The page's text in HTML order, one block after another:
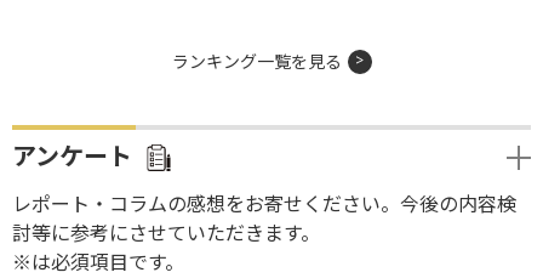
ランキング一覧を見る
アンケート
レポート・コラムの感想をお寄せください。今後の内容検
討等に参考にさせていただきます。
※は必須項目です。